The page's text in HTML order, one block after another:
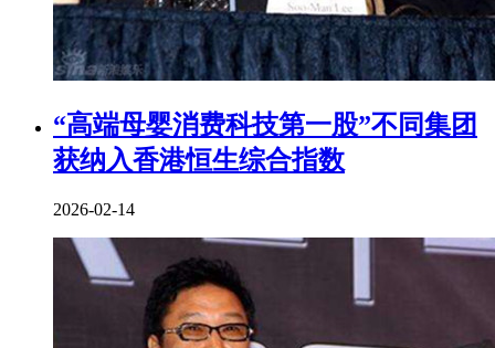
“高端母婴消费科技第一股”不同集团
获纳入香港恒生综合指数
2026-02-14